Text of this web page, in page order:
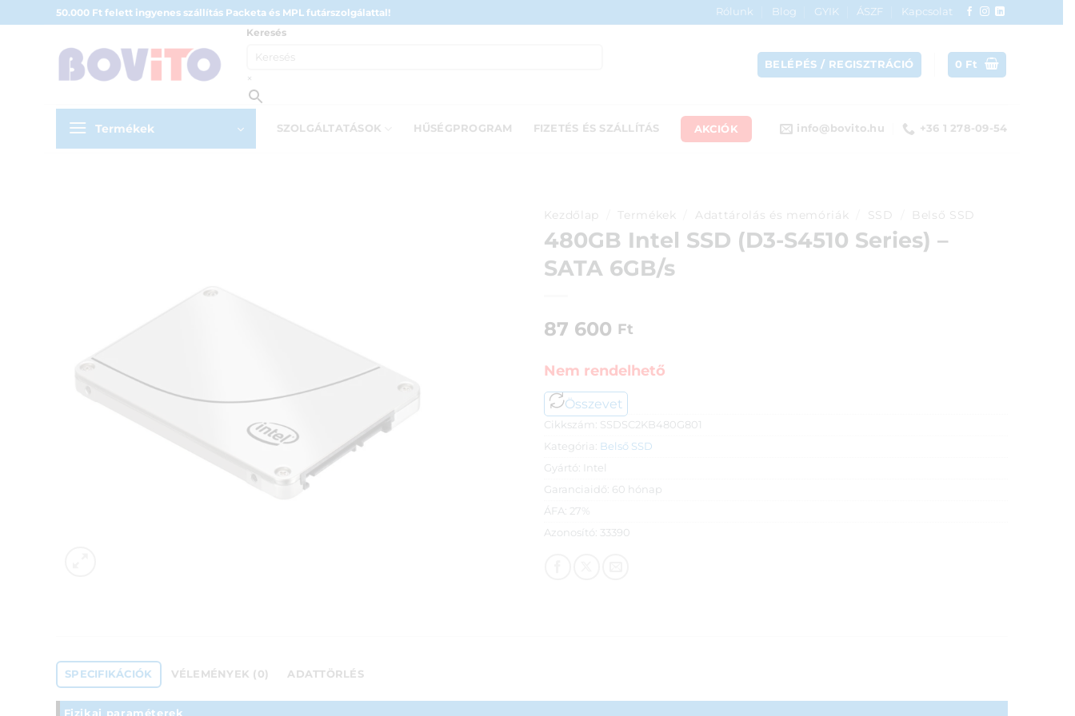
to
50.000 Ft felett ingyenes szállítás Packeta és MPL futárszolgálattal! Rólunk Blog GYIK ÁSZF
Kapcsolat
Keresés
×
BELÉPÉS / REGISZTRÁCIÓ 0 Ft
Termékek SZOLGÁLTATÁSOK HŰSÉGPROGRAM FIZETÉS ÉS SZÁLLÍTÁS AKCIÓK info@bovito.hu +36 1 278-09-54
Kezdőlap Termékek Adattárolás és memóriák SSD Belső SSD
480GB Intel SSD (D3-S4510 Series) –
SATA 6GB/s
87 600 Ft
Nem rendelhető
Összevet
Cikkszám: SSDSC2KB480G801
Kategória: Belső SSD
Gyártó:
Intel
Garanciaidő: 60 hónap
ÁFA: 27%
Azonosító: 33390
SPECIFIKÁCIÓK VÉLEMÉNYEK (0) ADATTÖRLÉS
Fizikai paraméterek